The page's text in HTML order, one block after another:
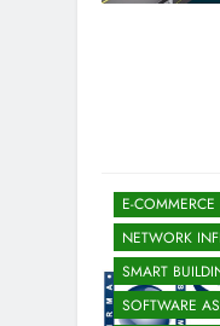
E-COMMERCE
NETWORK
SMART
SOFTWARE